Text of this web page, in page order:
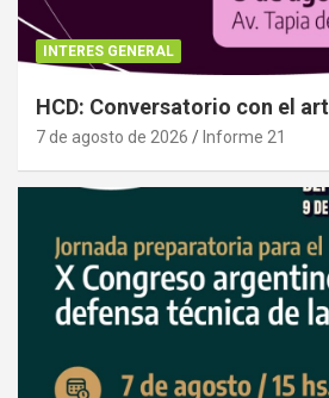
INTERES GENERAL
HCD: Conversatorio con el
7 de agosto de 2026 Informe 21